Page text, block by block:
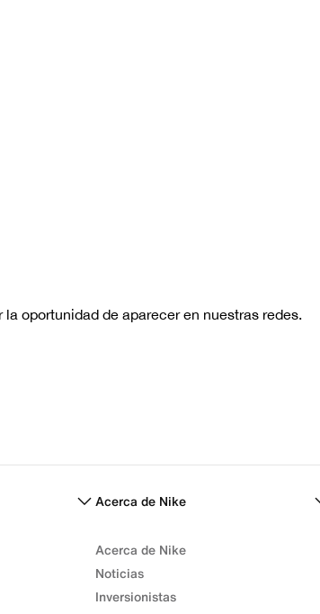
Acerca de Nike
Acerca de Nike
Noticias
Inversionistas